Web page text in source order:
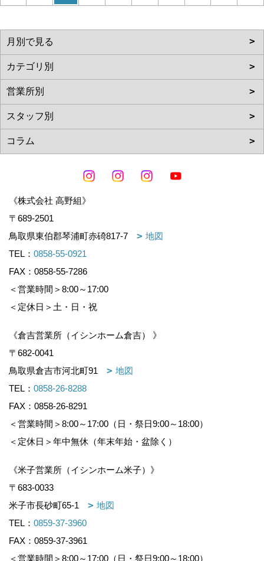
《株式会社 高野組》
〒689-2501
鳥取県東伯郡琴浦町赤碕817-7
地図
TEL： 0858-55-0921
FAX：0858-55-7286
＜営業時間＞8:00～17:00
＜定休日＞土・日・祝
《倉吉営業所（イシンホーム倉吉） 》
〒682-0041
鳥取県倉吉市河北町91
地図
TEL： 0858-26-8288
FAX：0858-26-8291
＜営業時間＞8:00～17:00（日・祭日9:00～18:00）
＜定休日＞年中無休（年末年始・盆除く）
《米子営業所（イシンホーム米子）》
〒683-0033
米子市長砂町65-1
地図
TEL： 0859-37-3960
FAX：0859-37-3961
＜営業時間＞8:00～17:00（日・祭日9:00～18:00）